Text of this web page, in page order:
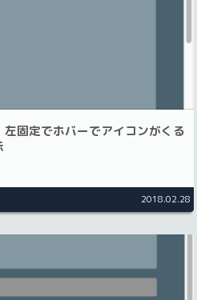
固定でホバーでアイコンがくる
2018.02.28